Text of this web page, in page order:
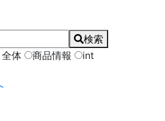
検索
体 商品情報 int